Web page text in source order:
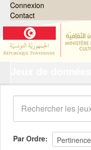
Connexion
Contact
Organisations
Groupes
Demandes 0
À propos
Par Ordre